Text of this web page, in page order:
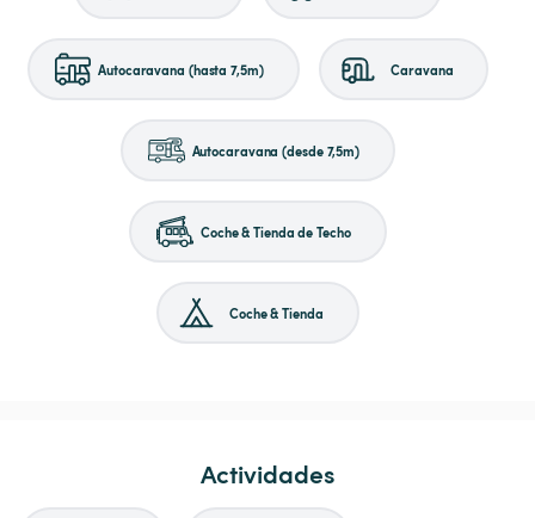
Autocaravana (hasta 7,5m) Caravana
Autocaravana (desde 7,5m)
Coche & Tienda de Techo
Coche & Tienda
Actividades